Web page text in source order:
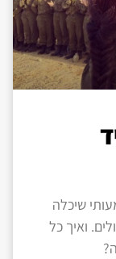
שיכלה
ואיך כל